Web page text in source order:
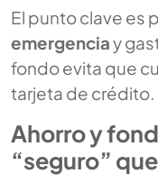
El punto clave es
emergenciay
fondo evita que
tarjeta de crédito.
Ahorro y
“seguro”